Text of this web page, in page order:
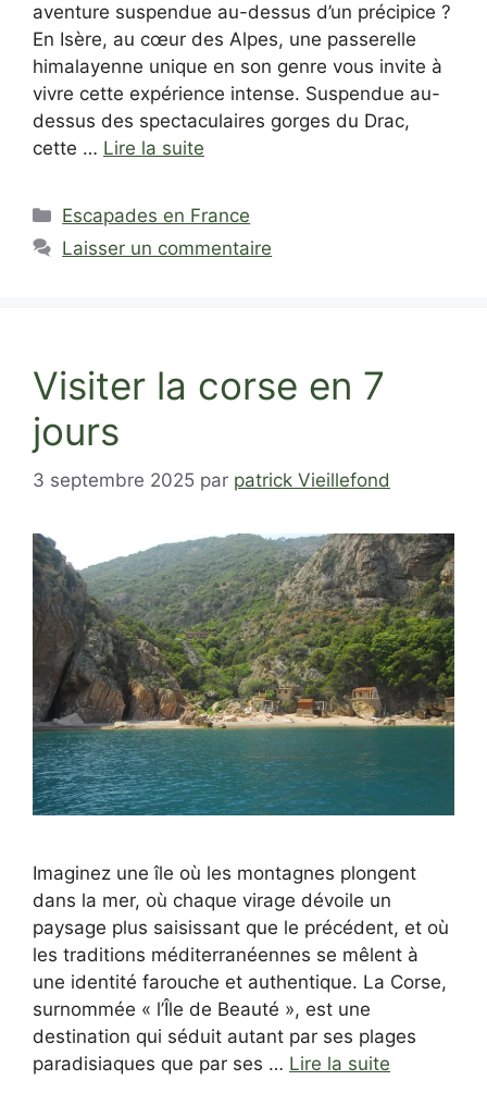
aventure suspendue au-dessus d’un précipice ?
En Isère, au cœur des Alpes, une passerelle
himalayenne unique en son genre vous invite à
vivre cette expérience intense. Suspendue au-
dessus des spectaculaires gorges du Drac,
cette … Lire la suite
Catégories
Escapades en France
Laisser un commentaire
Visiter la corse en 7
jours
3 septembre 2025 par patrick Vieillefond
Imaginez une île où les montagnes plongent
dans la mer, où chaque virage dévoile un
paysage plus saisissant que le précédent, et où
les traditions méditerranéennes se mêlent à
une identité farouche et authentique. La Corse,
surnommée « l’Île de Beauté », est une
destination qui séduit autant par ses plages
paradisiaques que par ses … Lire la suite